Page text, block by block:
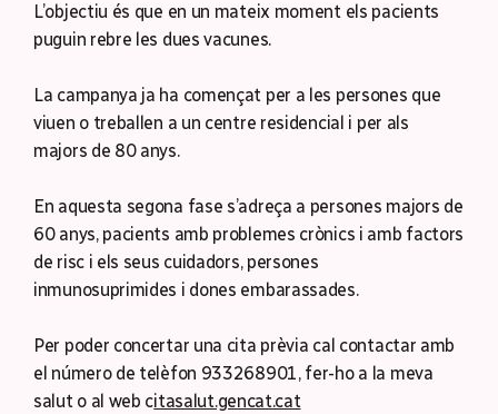
L’objectiu és que en un mateix moment els pacients
puguin rebre les dues vacunes.
La campanya ja ha començat per a les persones que
viuen o treballen a un centre residencial i per als
majors de 80 anys.
En aquesta segona fase s’adreça a persones majors de
60 anys, pacients amb problemes crònics i amb factors
de risc i els seus cuidadors, persones
inmunosuprimides i dones embarassades.
Per poder concertar una cita prèvia cal contactar amb
el número de telèfon 933268901, fer-ho a la meva
salut o al web citasalut.gencat.cat